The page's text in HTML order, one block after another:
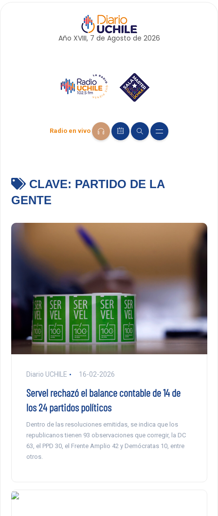
Año XVIII, 7 de Agosto de 2026
Radio en vivo
CLAVE: PARTIDO DE LA
GENTE
Diario UCHILE 16-02-2026
Servel rechazó el balance contable de 14 de
los 24 partidos políticos
Dentro de las resoluciones emitidas, se indica que los
republicanos tienen 93 observaciones que corregir, la DC
63, el PPD 30, el Frente Amplio 42 y Demócratas 10, entre
otros.